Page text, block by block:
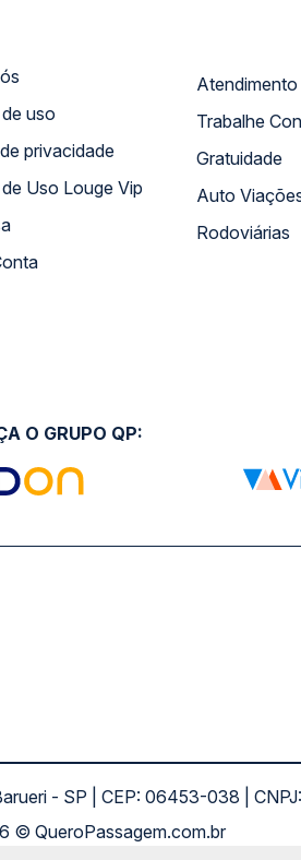
Termos de uso
Política de privacidade
Termos de Uso Louge Vip
Conta
Trabalhe
Gratuidade
Auto
Rodoviárias
O GRUPO QP:
- SP | CEP: 06453-038 |
© QueroPassagem.com.br